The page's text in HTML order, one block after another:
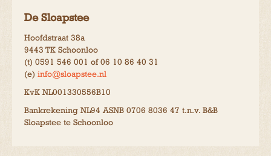
De Sloapstee
Hoofdstraat 38a
9443 TK Schoonloo
(t) 0591 546 001 of 06 10 86 40 31
(e) info@sloapstee.nl
KvK NL001330556B10
Bankrekening NL94 ASNB 0706 8036 47 t.n.v. B&B
Sloapstee te Schoonloo